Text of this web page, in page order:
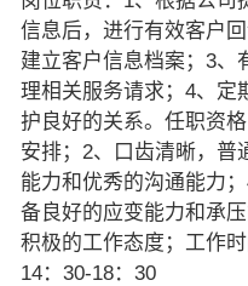
信息后，进行有效客户
建立客户信息档案；3、
理相关服务请求；4、定
护良好的关系。任职资
安排；2、口齿清晰，普
能力和优秀的沟通能力
备良好的应变能力和承
积极的工作态度；工作
14：30-18：30